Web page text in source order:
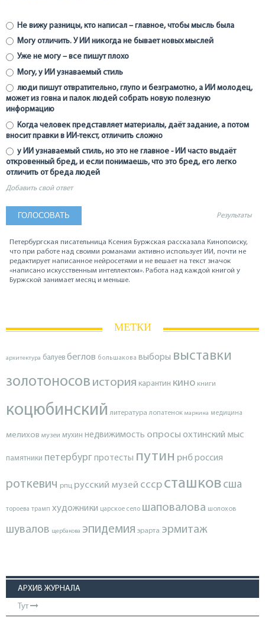
Не вижу разницы, кто написал – главное, чтобы мысль была
Могу отличить. У ИИ никогда не бывает новых мыслей
Уже не могу – все пишут плохо
Могу, у ИИ узнаваемый стиль
люди пишут отвратительно, глупо и безграмотно, а ИИ молодец,
может из говна и палок людей собрать новую полезную
информацию
Когда человек представляет материалы, даёт задание, а потом
вносит правки в ИИ-текст, отличить сложно
у ИИ узнаваемый стиль, но это не главное - ИИ часто выдаёт
откровенный бред, и если понимаешь, что это бред, его легко
отличить от бреда людей
Добавить свой ответ
Результаты
Петербургская писательница Ксения Буржская рассказала Кинопоиску,
что при работе над своими романами активно использует ИИ, почти не
редактирует написанное нейросетями и не вешает на текст значок
«написано искусственным интеллектом». Работа над каждой книгой у
Буржской занимает месяц и меньше.
МЕТКИ
архитектура балуев беглов большакова выборы выставки
золотоносов история карантин кино книги
коцюбинский литература лопатенок маркина медицина
мелихов музеи мухин недвижимость опросы охтинский мыс
памятники петербургпротесты путин рнброссия
роткевич рпц русский музей ссср сташков сша
тороева трамп художники царское село шаповалова шолохов
шувалов щербакова эпидемия эрарта эрмитаж
АРХИВ ЖУРНАЛА
Тут